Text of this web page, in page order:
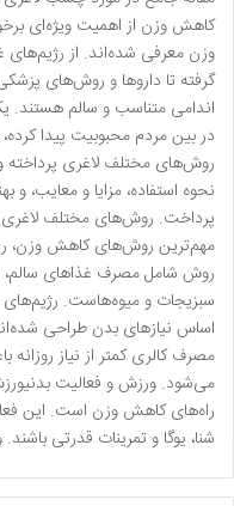
کاهش وزن از اهمیت ویژه‌ای
وزن معرفی شده‌اند. از
گرفته تا داروها و روش‌های
اندامی متناسب و سالم
در بین مردم محبوبیت پیدا
روش‌های مختلف لاغری
نحوه استفاده، مزایا و معایب،
پرداخت. روش‌های مختلف لاغری
مهم‌ترین روش‌های کاهش وزن،
روش شامل مصرف غذاهای سالم،
سبزیجات و میوه‌هاست. رژیم‌های
اساس نیازهای بدن طراحی
مصرف کالری کمتر از نیاز
می‌شود. ورزش و فعالیت
راه‌های کاهش وزن است. این
شنا، یوگا و تمرینات قدرتی